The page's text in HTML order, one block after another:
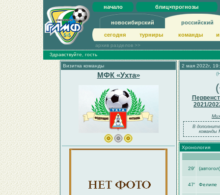
начало блиц×прогнозы
новосибирский российский
сегодня турниры команды
архив разделов >>
Здравствуйте, гость
Визитка команды
МФК «Ухта»
2 мая 2022г,
2021/
В
команды
Хронология
29′ (автогол)
47′ Фелипе